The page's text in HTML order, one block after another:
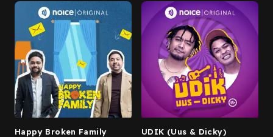
beluk dan hiruk-pikuk
Yogyakarta tanpo tedheng
aling-aling.
arah yang membawakan
opini dari tiga perspektif
dan tiga persona yang
berbeda, berdasarkan berita
isu sosial dan politik di
Indonesia ataupun luar
negeri yang berkaitan
dengan Indonesia. Tayang
setiap Rabu bersama
Mamat, Cania, dan Gilbhas.
Happy Broken Family UDIK (Uus & Dicky)